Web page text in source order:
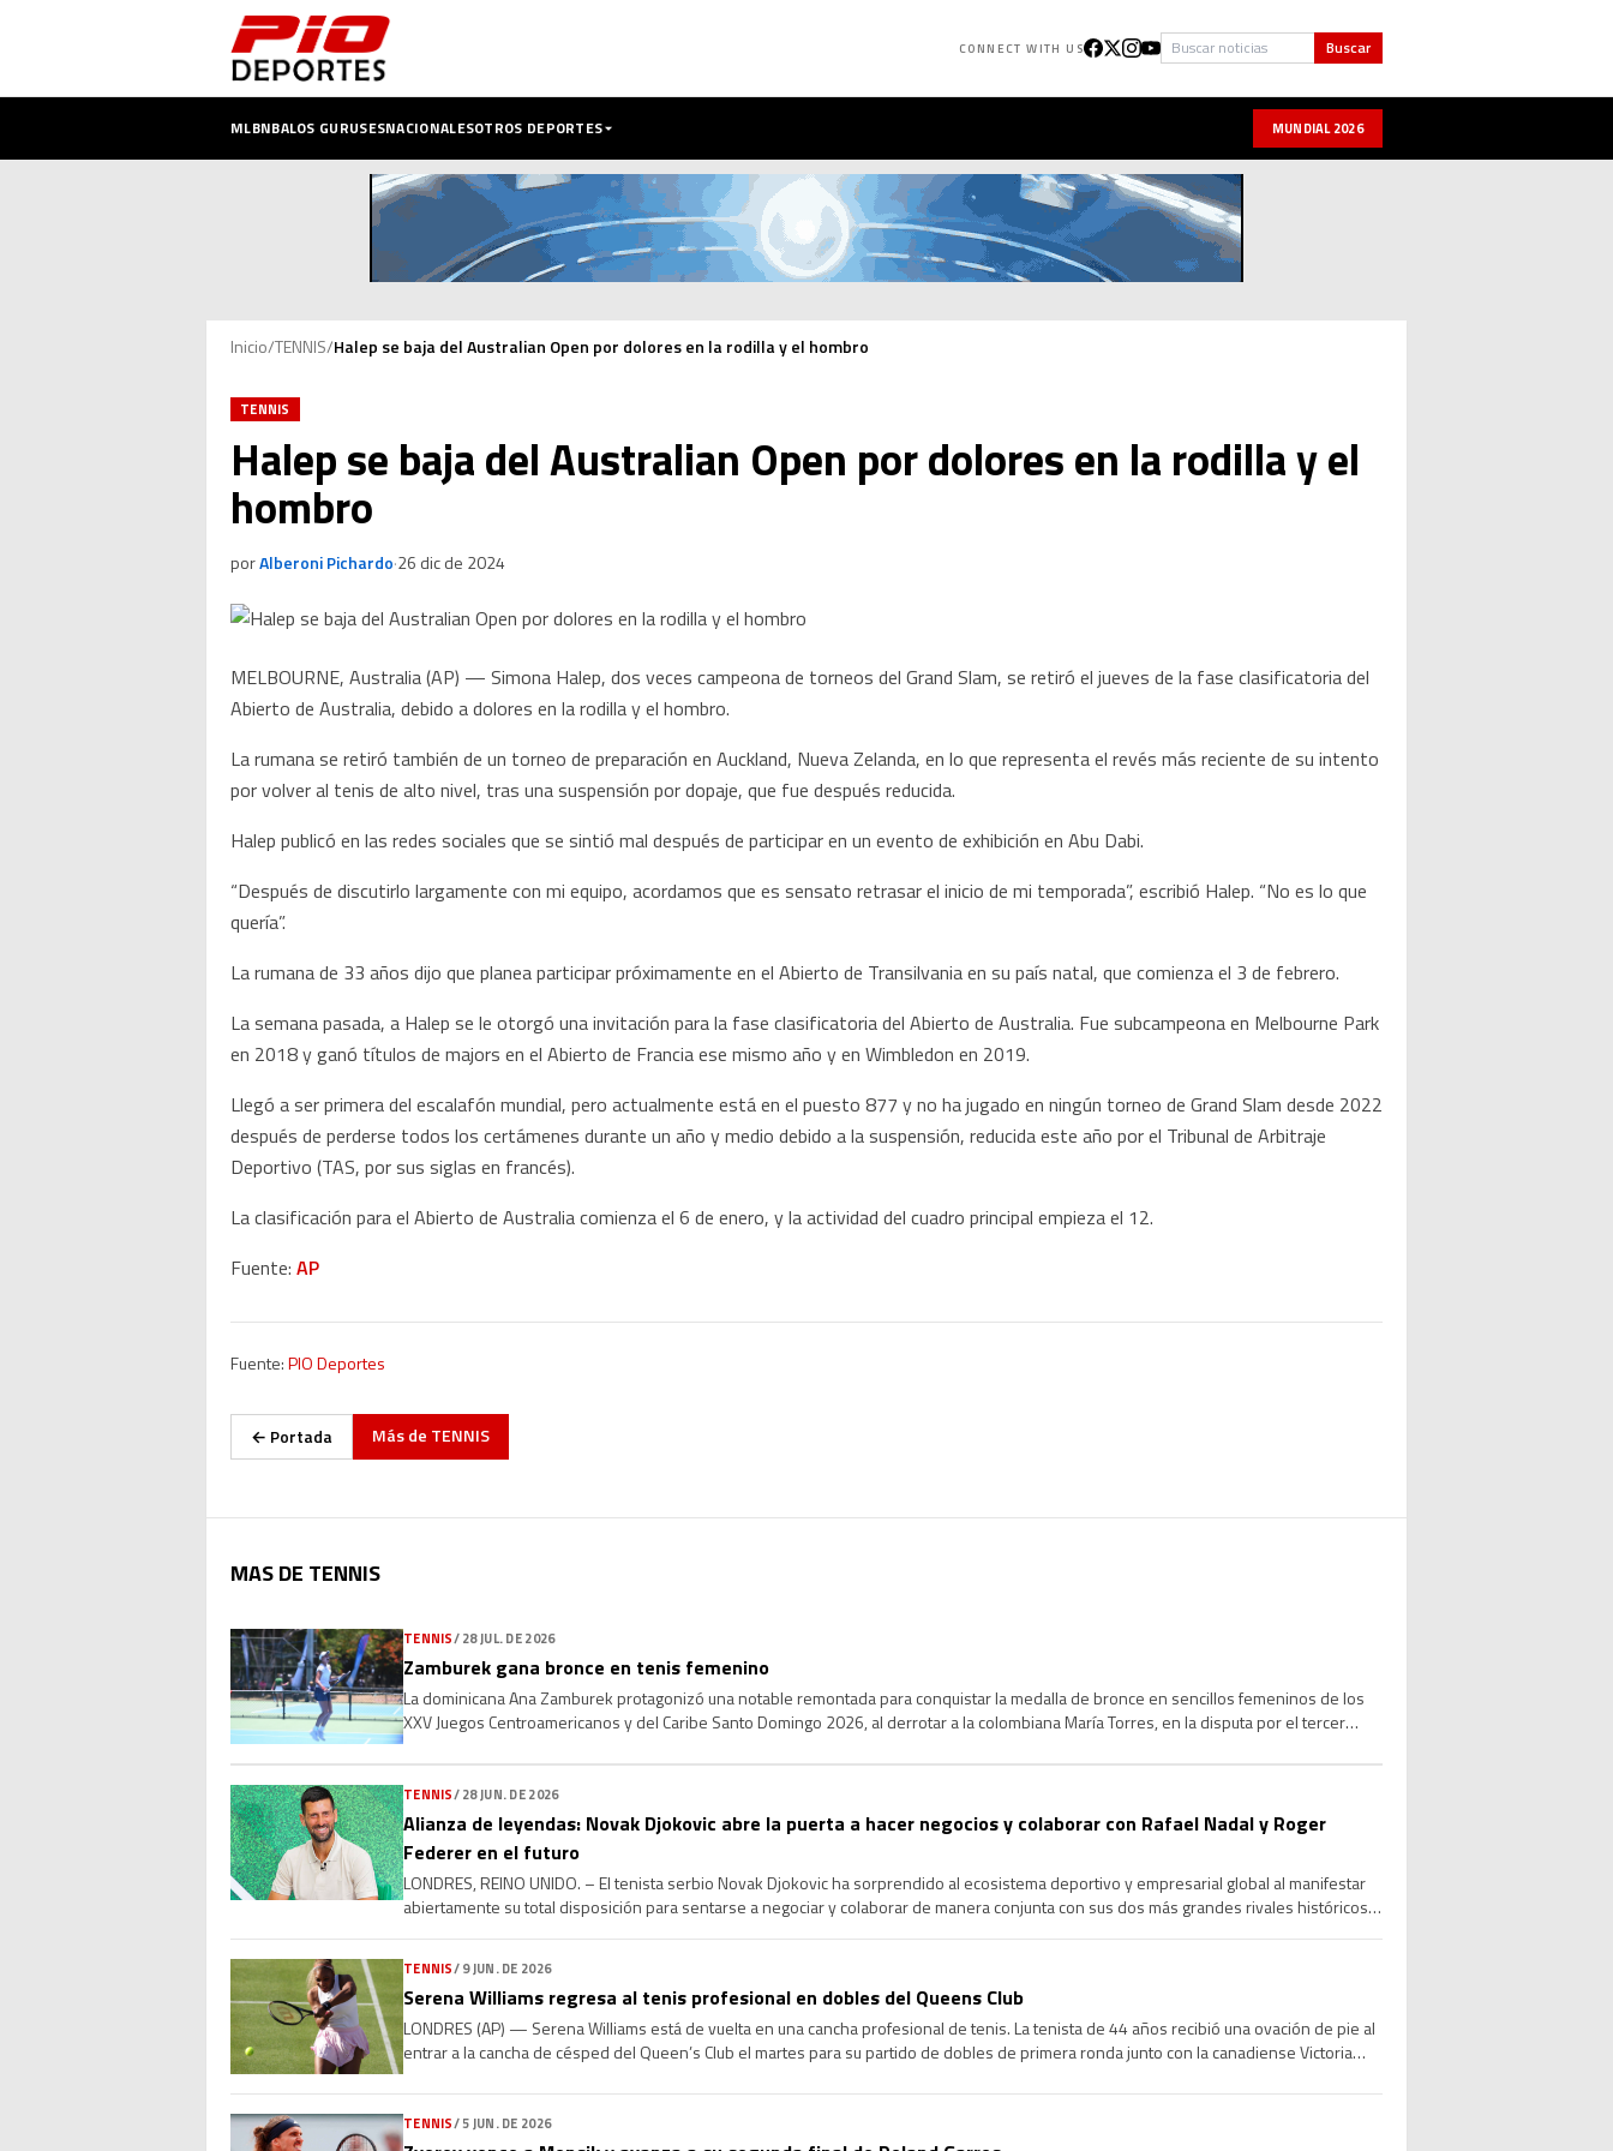
CONNECT WITH US Buscar Buscar
MLBNBALOS GURUSESNACIONALESOTROS DEPORTES MUNDIAL 2026
Inicio/TENNIS/Halep se baja del Australian Open por dolores en la rodilla y el hombro
TENNIS
Halep se baja del Australian Open por dolores en la rodilla y el
hombro
porAlberoni Pichardo·26 dic de 2024
MELBOURNE, Australia (AP) — Simona Halep, dos veces campeona de torneos del Grand Slam, se retiró el jueves de la fase clasificatoria del
Abierto de Australia, debido a dolores en la rodilla y el hombro.
La rumana se retiró también de un torneo de preparación en Auckland, Nueva Zelanda, en lo que representa el revés más reciente de su intento
por volver al tenis de alto nivel, tras una suspensión por dopaje, que fue después reducida.
Halep publicó en las redes sociales que se sintió mal después de participar en un evento de exhibición en Abu Dabi.
“Después de discutirlo largamente con mi equipo, acordamos que es sensato retrasar el inicio de mi temporada”, escribió Halep. “No es lo que
quería”.
La rumana de 33 años dijo que planea participar próximamente en el Abierto de Transilvania en su país natal, que comienza el 3 de febrero.
La semana pasada, a Halep se le otorgó una invitación para la fase clasificatoria del Abierto de Australia. Fue subcampeona en Melbourne Park
en 2018 y ganó títulos de majors en el Abierto de Francia ese mismo año y en Wimbledon en 2019.
Llegó a ser primera del escalafón mundial, pero actualmente está en el puesto 877 y no ha jugado en ningún torneo de Grand Slam desde 2022
después de perderse todos los certámenes durante un año y medio debido a la suspensión, reducida este año por el Tribunal de Arbitraje
Deportivo (TAS, por sus siglas en francés).
La clasificación para el Abierto de Australia comienza el 6 de enero, y la actividad del cuadro principal empieza el 12.
Fuente: AP
Fuente:PIO Deportes
← Portada Más de TENNIS
MAS DE TENNIS
TENNIS/28 JUL. DE 2026
Zamburek gana bronce en tenis femenino
La dominicana Ana Zamburek protagonizó una notable remontada para conquistar la medalla de bronce en sencillos femeninos de los
XXV Juegos Centroamericanos y del Caribe Santo Domingo 2026, al derrotar a la colombiana María Torres, en la disputa por el tercer
TENNIS/28 JUN. DE 2026
Alianza de leyendas: Novak Djokovic abre la puerta a hacer negocios y colaborar con Rafael Nadal y Roger
Federer en el futuro
LONDRES, REINO UNIDO. – El tenista serbio Novak Djokovic ha sorprendido al ecosistema deportivo y empresarial global al manifestar
abiertamente su total disposición para sentarse a negociar y colaborar de manera conjunta con sus dos más grandes rivales históricos
TENNIS/9 JUN. DE 2026
Serena Williams regresa al tenis profesional en dobles del Queens Club
LONDRES (AP) — Serena Williams está de vuelta en una cancha profesional de tenis. La tenista de 44 años recibió una ovación de pie al
entrar a la cancha de césped del Queen’s Club el martes para su partido de dobles de primera ronda junto con la canadiense Victoria
TENNIS/5 JUN. DE 2026